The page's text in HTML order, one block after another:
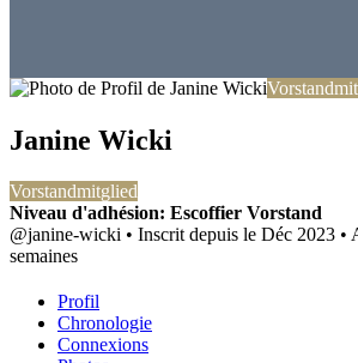
Janine Wicki
Vorstandmitglied
Niveau d'adhésion: Escoffier Vorstand
@janine-wicki • Inscrit depuis le Déc 2023 •
semaines
Profil
Chronologie
Connexions